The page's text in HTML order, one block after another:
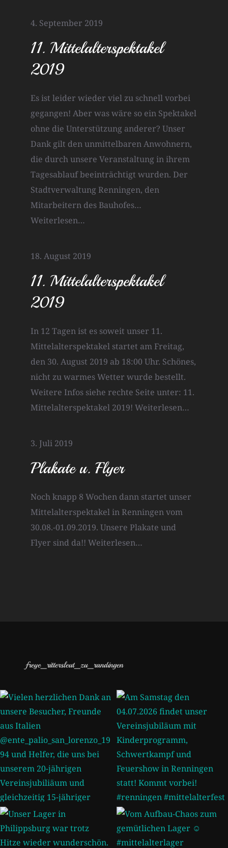
4. September 2019
11. Mittelalterspektakel
2019
Es ist leider wieder viel zu schnell vorbei
gegangen! Aber was wäre so ein Spektakel
ohne die Unterstützung anderer? Unser
Dank gilt den unmittelbaren Anwohnern,
die durch unsere Veranstaltung in ihrem
Tagesablauf beeinträchtigt wurden. Der
Stadtverwaltung Renningen, den
Mitarbeitern des Bauhofes…
Weiterlesen…
18. August 2019
11. Mittelalterspektakel
2019
In 12 Tagen ist es soweit unser 11.
Mittelalterspektakel startet am Freitag,
den 30. August 2019 ab 18:00 Uhr. Schönes,
nicht zu warmes Wetter wurde bestellt.
Weitere Infos siehe rechte Seite unter: 11.
Mittelalterspektakel 2019! Weiterlesen…
3. Juli 2019
Plakate u. Flyer
Noch knapp 8 Wochen dann startet unser
Mittelalterspektakel in Renningen vom
30.08.-01.09.2019. Unsere Plakate und
Flyer sind da!! Weiterlesen…
freye_rittersleut_zu_randingen